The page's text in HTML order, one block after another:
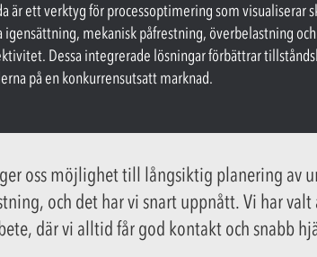
är ett verktyg för processoptimering som visualiserar
igensättning, mekanisk påfrestning, överbelastning
Dessa integrerade lösningar förbättrar
på en konkurrensutsatt marknad.
oss möjlighet till långsiktig planering av
och det har vi snart uppnått. Vi har
där vi alltid får god kontakt och snabb